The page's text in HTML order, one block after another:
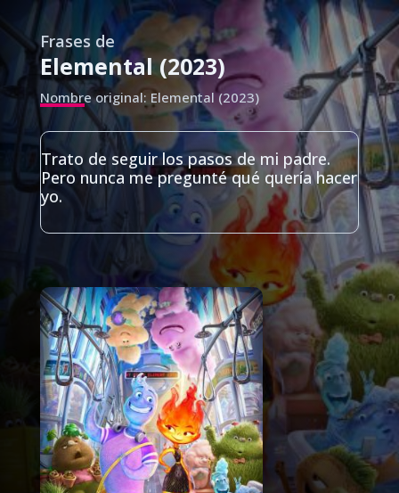
Frases de
Elemental (2023)
Nombre original: Elemental (2023)
Trato de seguir los pasos de mi padre.
Pero nunca me pregunté qué quería hacer
yo.